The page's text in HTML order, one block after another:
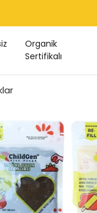
Organik
Sertifikalı